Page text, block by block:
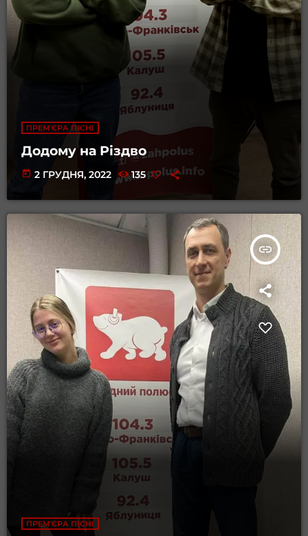
ПРЕМ'ЄРА ПІСНІ
Додому на Різдво
today 2 ГРУДНЯ, 2022 135
insert_link
ПРЕМ'ЄРА ПІСНІ